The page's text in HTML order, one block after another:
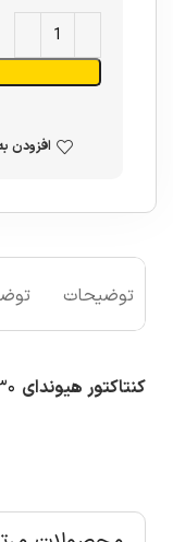
افزودن
توضیحات
کنتاکتور هیوندای